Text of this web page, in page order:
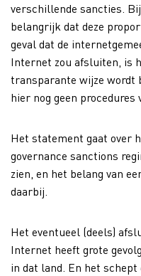
verschillende sancties.
belangrijk dat deze
geval dat de
Internet zou afsluiten, is
transparante wijze wordt
hier nog geen procedures
Het statement gaat over
governance sanctions
zien, en het belang van
daarbij.
Het eventueel (deels)
Internet heeft grote
in dat land. En het